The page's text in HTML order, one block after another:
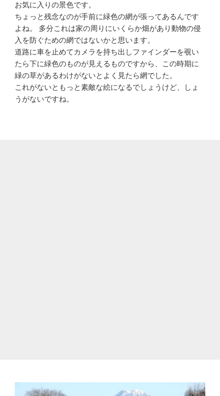
お気に入りの景色です。
ちょっと残念なのが手前に緑色の網が張ってあるんです
よね。 多分これは家の周りにいくらか畑があり動物の侵
入を防ぐための網ではないかと思います。
道路に車を止めてカメラを持ち出しファインダーを覗い
たら下に緑色のものが見えるものですから、この時期に
緑の草があるわけがないとよく見たら網でした。
これがないともっと素敵な絵になるでしょうけど、しょ
うがないですね。